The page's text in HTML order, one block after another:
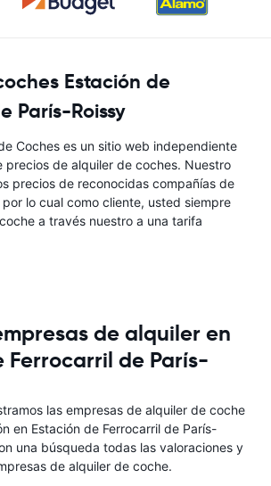
Estación de
París-Roissy
Coches es un sitio web independiente
precios de alquiler de coches. Nuestro
precios de reconocidas compañías de
lo cual como cliente, usted siempre
a través nuestro a una tarifa
de alquiler en
Ferrocarril de París-
las empresas de alquiler de coche
en Estación de Ferrocarril de París-
una búsqueda todas las valoraciones y
de alquiler de coche.